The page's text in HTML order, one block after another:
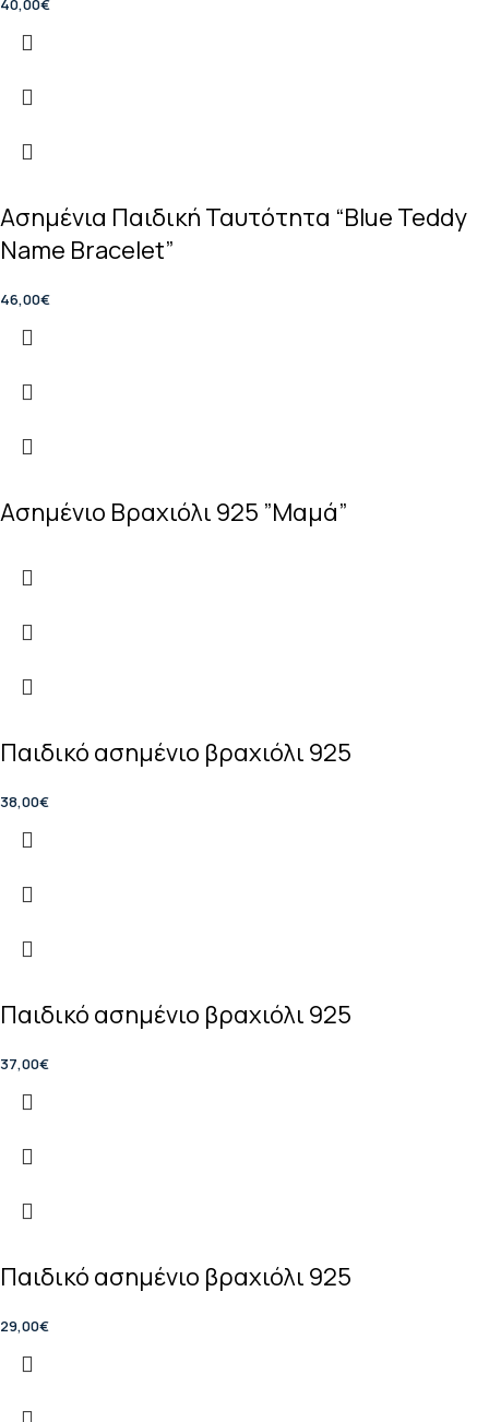
40,00€
Ασημένια Παιδική Ταυτότητα “Blue Teddy
Name Bracelet”
46,00€
Ασημένιο Βραχιόλι 925 ”Μαμά”
Παιδικό ασημένιο βραχιόλι 925
38,00€
Παιδικό ασημένιο βραχιόλι 925
37,00€
Παιδικό ασημένιο βραχιόλι 925
29,00€